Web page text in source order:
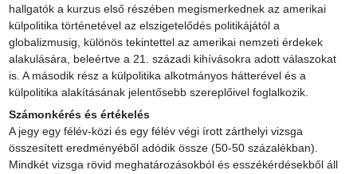
hallgatók a kurzus első részében megismerkednek az amerikai
külpolitika történetével az elszigetelődés politikájától a
globalizmusig, különös tekintettel az amerikai nemzeti érdekek
alakulására, beleértve a 21. századi kihívásokra adott válaszokat
is. A második rész a külpolitika alkotmányos hátterével és a
külpolitika alakításának jelentősebb szereplőivel foglalkozik.
Számonkérés és értékelés
A jegy egy félév-közi és egy félév végi írott zárthelyi vizsga
összesített eredményéből adódik össze (50-50 százalékban).
Mindkét vizsga rövid meghatározásokból és esszékérdésekből áll